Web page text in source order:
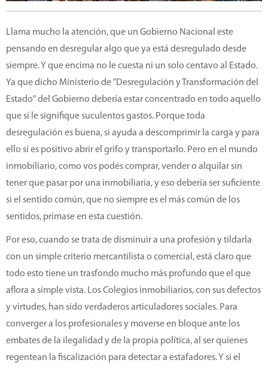
Llama mucho la atención, que un Gobierno Nacional este
pensando en desregular algo que ya está desregulado desde
siempre. Y que encima no le cuesta ni un solo centavo al Estado.
Ya que dicho Ministerio de "Desregulación y Transformación del
Estado" del Gobierno debería estar concentrado en todo aquello
que sí le signifique suculentos gastos. Porque toda
desregulación es buena, si ayuda a descomprimir la carga y para
ello sí es positivo abrir el grifo y transportarlo. Pero en el mundo
inmobiliario, como vos podés comprar, vender o alquilar sin
tener que pasar por una inmobiliaria, y eso debería ser suficiente
si el sentido común, que no siempre es el más común de los
sentidos, primase en esta cuestión.
Por eso, cuando se trata de disminuir a una profesión y tildarla
con un simple criterio mercantilista o comercial, está claro que
todo esto tiene un trasfondo mucho más profundo que el que
aflora a simple vista. Los Colegios inmobiliarios, con sus defectos
y virtudes, han sido verdaderos articuladores sociales. Para
converger a los profesionales y moverse en bloque ante los
embates de la ilegalidad y de la propia política, al ser quienes
regentean la fiscalización para detectar a estafadores. Y si el